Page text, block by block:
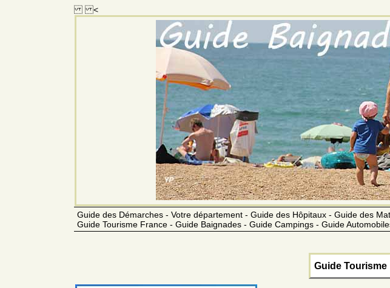
<
Guide des Démarches - Votre département - Guide des Hôpitaux - Guide des
Guide Tourisme France - Guide Baignades - Guide Campings - Guide
Guide Tourisme